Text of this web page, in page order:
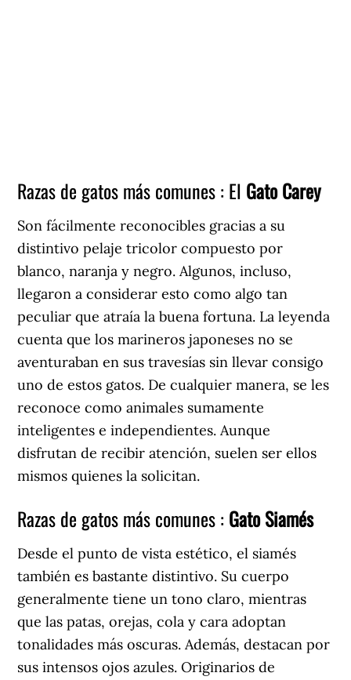
Razas de gatos más comunes : El Gato Carey
Son fácilmente reconocibles gracias a su
distintivo pelaje tricolor compuesto por
blanco, naranja y negro. Algunos, incluso,
llegaron a considerar esto como algo tan
peculiar que atraía la buena fortuna. La leyenda
cuenta que los marineros japoneses no se
aventuraban en sus travesías sin llevar consigo
uno de estos gatos. De cualquier manera, se les
reconoce como animales sumamente
inteligentes e independientes. Aunque
disfrutan de recibir atención, suelen ser ellos
mismos quienes la solicitan.
Razas de gatos más comunes : Gato Siamés
Desde el punto de vista estético, el siamés
también es bastante distintivo. Su cuerpo
generalmente tiene un tono claro, mientras
que las patas, orejas, cola y cara adoptan
tonalidades más oscuras. Además, destacan por
sus intensos ojos azules. Originarios de